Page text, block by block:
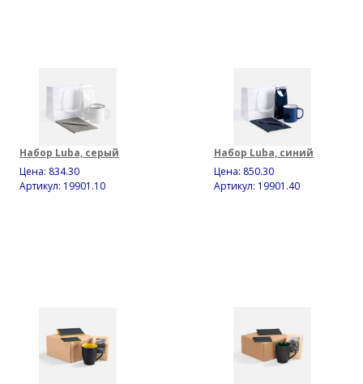
Набор Luba, серый
Цена: 834.30
Артикул: 19901.10
Набор Luba, синий
Цена: 850.30
Артикул: 19901.40